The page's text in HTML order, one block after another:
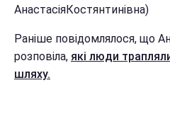
АнастасіяКостянтинівна)
Раніше повідомлялося, що
розповіла, які люди
шляху.